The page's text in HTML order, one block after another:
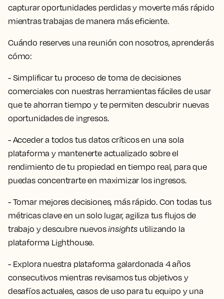
capturar oportunidades perdidas y moverte más rápido
mientras trabajas de manera más eficiente.
Cuándo reserves una reunión con nosotros, aprenderás
cómo:
- Simplificar tu proceso de toma de decisiones
comerciales con nuestras herramientas fáciles de usar
que te ahorran tiempo y te permiten descubrir nuevas
oportunidades de ingresos.
- Acceder a todos tus datos críticos en una sola
plataforma y mantenerte actualizado sobre el
rendimiento de tu propiedad en tiempo real, para que
puedas concentrarte en maximizar los ingresos.
- Tomar mejores decisiones, más rápido. Con todas tus
métricas clave en un solo lugar, agiliza tus flujos de
trabajo y descubre nuevosinsightsutilizando la
plataforma Lighthouse.
- Explora nuestra plataforma galardonada 4 años
consecutivos mientras revisamos tus objetivos y
desafíos actuales, casos de uso para tu equipo y una